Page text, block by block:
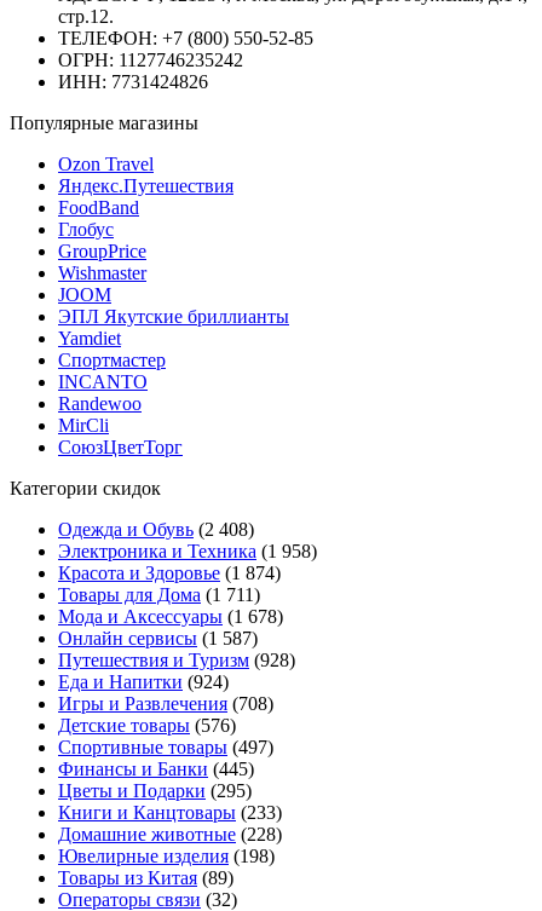
стр.12.
ТЕЛЕФОН: +7 (800) 550-52-85
ОГРН: 1127746235242
ИНН: 7731424826
Популярные магазины
Ozon Travel
Яндекс.Путешествия
FoodBand
Глобус
GroupPrice
Wishmaster
JOOM
ЭПЛ Якутские бриллианты
Yamdiet
Спортмастер
INCANTO
Randewoo
MirCli
СоюзЦветТорг
Категории скидок
Одежда и Обувь (2 408)
Электроника и Техника (1 958)
Красота и Здоровье (1 874)
Товары для Дома (1 711)
Мода и Аксессуары (1 678)
Онлайн сервисы (1 587)
Путешествия и Туризм (928)
Еда и Напитки (924)
Игры и Развлечения (708)
Детские товары (576)
Спортивные товары (497)
Финансы и Банки (445)
Цветы и Подарки (295)
Книги и Канцтовары (233)
Домашние животные (228)
Ювелирные изделия (198)
Товары из Китая (89)
Операторы связи (32)